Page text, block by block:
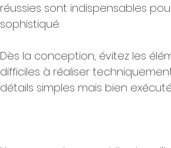
réussies sont indispensables
sophistiqué.
Dès la conception, évitez les
difficiles à réaliser
détails simples mais bien